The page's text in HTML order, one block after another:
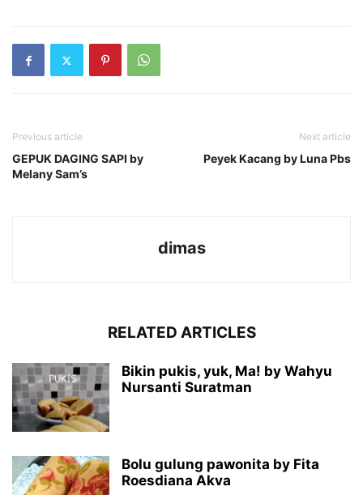
Previous article
GEPUK DAGING SAPI by
Melany Sam’s
Next article
Peyek Kacang by Luna Pbs
dimas
RELATED ARTICLES
Bikin pukis, yuk, Ma! by Wahyu
Nursanti Suratman
Bolu gulung pawonita by Fita
Roesdiana Akva